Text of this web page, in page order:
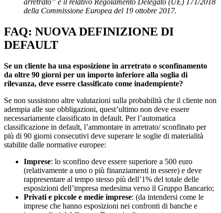
della Commissione Europea del 19 ottobre 2017.
FAQ: NUOVA DEFINIZIONE DI
DEFAULT
Se un cliente ha una esposizione in arretrato o sconfinamento
da oltre 90 giorni per un importo inferiore alla soglia di
rilevanza, deve essere classificato come inadempiente?
Se non sussistono altre valutazioni sulla probabilità che il cliente non
adempia alle sue obbligazioni, quest’ultimo non deve essere
necessariamente classificato in default. Per l’automatica
classificazione in default, l’ammontare in arretrato/ sconfinato per
più di 90 giorni consecutivi deve superare le soglie di materialità
stabilite dalle normative europee:
Imprese: lo sconfino deve essere superiore a 500 euro
(relativamente a uno o più finanziamenti in essere) e deve
rappresentare al tempo stesso più dell’1% del totale delle
esposizioni dell’impresa medesima verso il Gruppo Bancario;
Privati e piccole e medie imprese: (da intendersi come le
imprese che hanno esposizioni nei confronti di banche e